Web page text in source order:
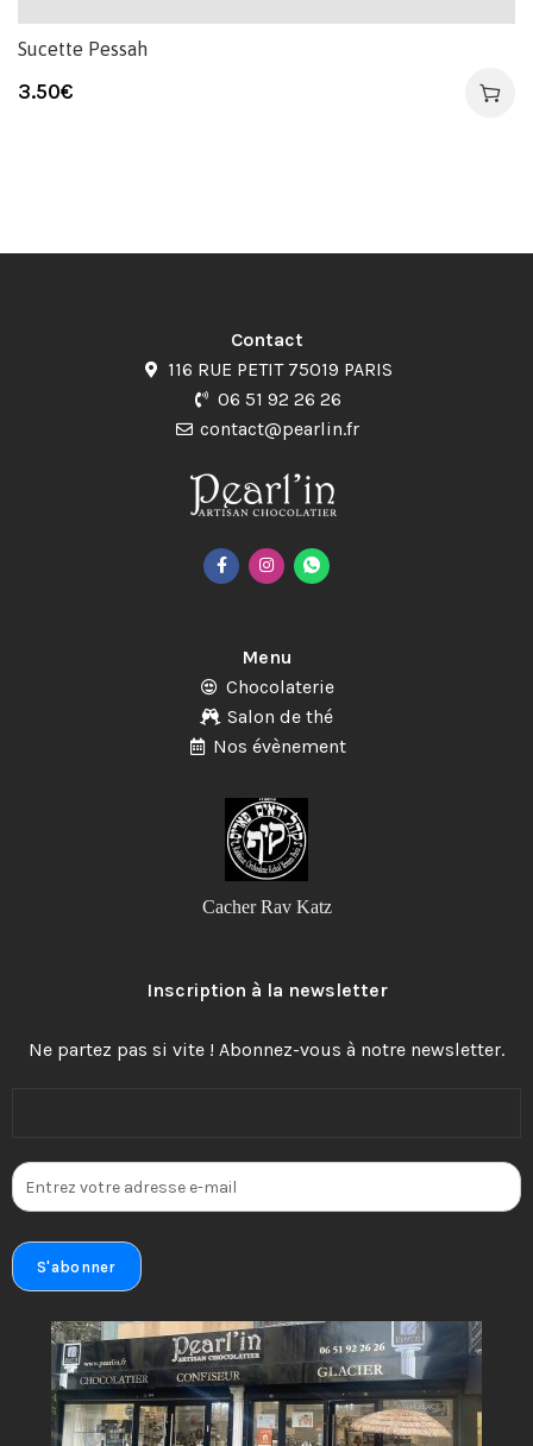
Sucette Pessah
3.50€
Contact
116 RUE PETIT 75019 PARIS
06 51 92 26 26
contact@pearlin.fr
Menu
Chocolaterie
Salon de thé
Nos évènement
Cacher Rav Katz
Inscription à la newsletter
Ne partez pas si vite ! Abonnez-vous à notre newsletter.